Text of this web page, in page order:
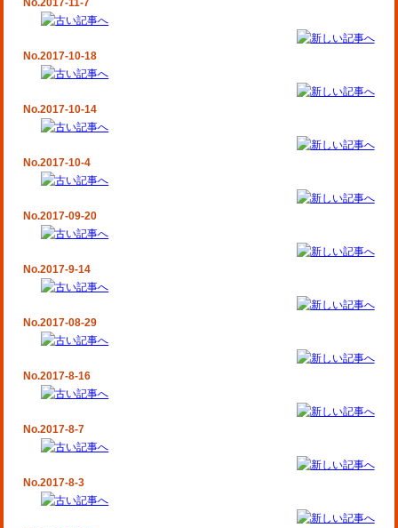
No.2017-11-7
No.2017-10-18
No.2017-10-14
No.2017-10-4
No.2017-09-20
No.2017-9-14
No.2017-08-29
No.2017-8-16
No.2017-8-7
No.2017-8-3